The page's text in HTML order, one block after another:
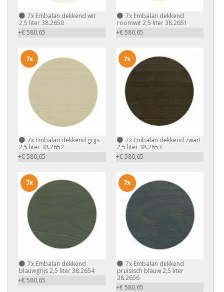
7x Embalan dekkend wit
2,5 liter 38.2650
+€ 580,65
7xEmbalan dekkend
roomwit 2,5 liter 38.2651
+€ 580,65
7x Embalan dekkend grijs
2,5 liter 38.2652
+€ 580,65
7x
7xEmbalan dekkend zwart
2,5 liter 38.2653
+€ 580,65
7x
7x Embalan dekkend
blauwgrijs 2,5 liter 38.2654
+€ 580,65
7x
7xEmbalan dekkend
pruisisch blauw 2,5 liter
38.2656
+€ 580,65
7x